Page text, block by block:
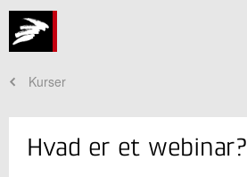
Kurser
Hvad er et webinar?